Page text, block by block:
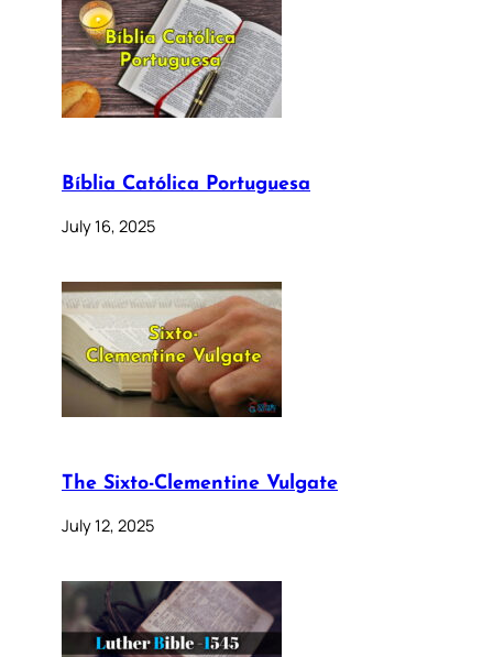
Bíblia Católica Portuguesa
July 16, 2025
The Sixto-Clementine Vulgate
July 12, 2025